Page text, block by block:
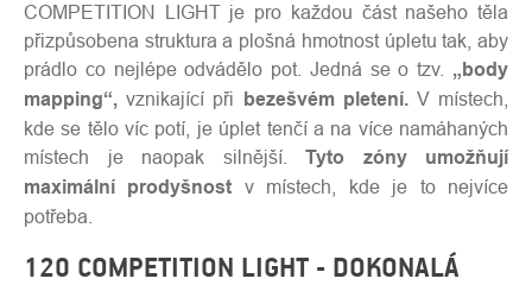
COMPETITION LIGHT je pro každou část našeho těla
přizpůsobena struktura a plošná hmotnost úpletu tak, aby
prádlo co nejlépe odvádělo pot. Jedná se o tzv.
„body
mapping“, vznikající při bezešvém pletení. V místech,
kde se tělo víc potí, je úplet tenčí a na více namáhaných
místech je naopak silnější.
Tyto zóny umožňují
maximální prodyšnost
v místech, kde je to nejvíce
potřeba.
120 COMPETITION LIGHT - DOKONALÁ